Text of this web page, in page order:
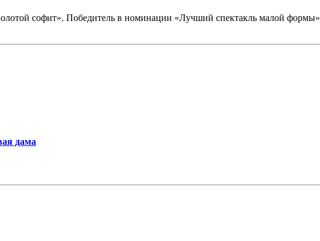
софит». Победитель в номинации «Лучший спектакль малой
дама